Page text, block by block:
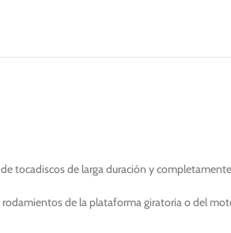
tocadiscos de larga duración y
de la plataforma giratoria o del